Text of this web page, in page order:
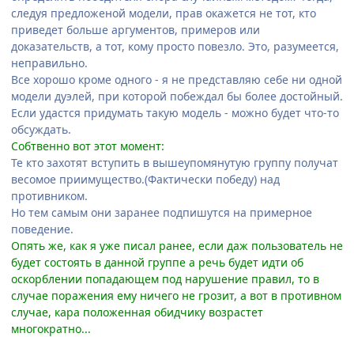
следуя предложеной модели, прав окажется не тот, кто
приведет больше аргументов, примеров или
доказательств, а тот, кому просто повезло. Это, разумеется,
неправильно.
Все хорошо кроме одного - я не представляю себе ни одной
модели дуэлей, при которой побеждал бы более достойный.
Если удастся придумать такую модель - можно будет что-то
обсуждать.
Собтвенно вот этот момент:
Те кто захотят вступить в вышеупомянутую группу получат
весомое приимущество.(Фактически победу) над
противником.
Но тем самым они заранее подпишутся на примерное
поведение.
Опять же, как я уже писал ранее, если даж пользователь не
будет состоять в данной группе а речь будет идти об
оскорблении попадающем под нарушение правил, то в
случае поражения ему ничего не грозит, а вот в противном
случае, кара положенная обидчику возрастет
многократно...